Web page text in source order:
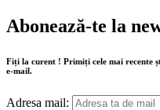
Abonează-te la
Fiți la curent ! Primiți cele mai recente
e-mail.
Adresa mail: